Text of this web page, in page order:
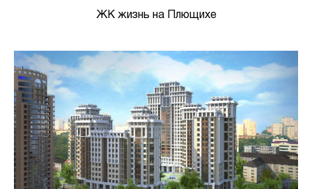
ЖК жизнь на Плющихе